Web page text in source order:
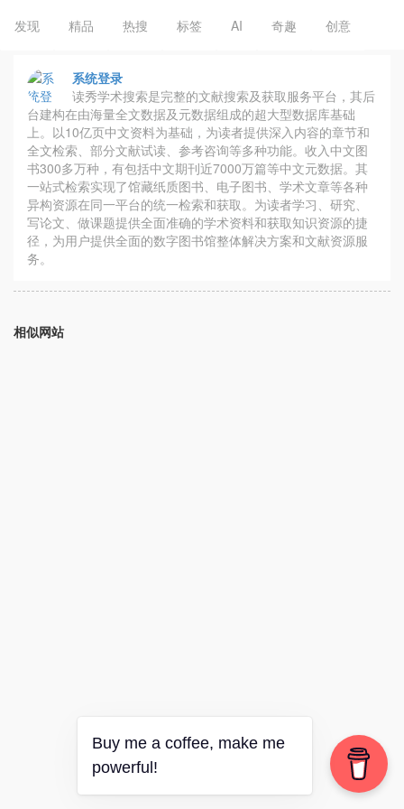
发现 精品 热搜 标签 AI 奇趣 创意
系统登录
读秀学术搜索是完整的文献搜索及获取服务平台，其后
台建构在由海量全文数据及元数据组成的超大型数据库基础
上。以10亿页中文资料为基础，为读者提供深入内容的章节和
全文检索、部分文献试读、参考咨询等多种功能。收入中文图
书300多万种，有包括中文期刊近7000万篇等中文元数据。其
一站式检索实现了馆藏纸质图书、电子图书、学术文章等各种
异构资源在同一平台的统一检索和获取。为读者学习、研究、
写论文、做课题提供全面准确的学术资料和获取知识资源的捷
径，为用户提供全面的数字图书馆整体解决方案和文献资源服
务。
相似网站
Buy me a coffee, make me
powerful!